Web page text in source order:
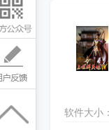
软件大小：